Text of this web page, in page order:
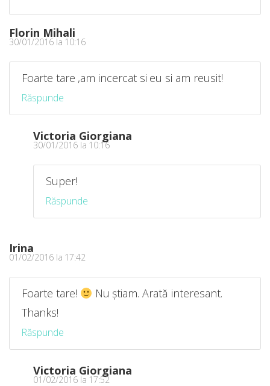
Florin Mihali
30/01/2016 la 10:16
Foarte tare ,am incercat si eu si am reusit!
Răspunde
Victoria Giorgiana
30/01/2016 la 10:16
Super!
Răspunde
Irina
01/02/2016 la 17:42
Foarte tare!
Nu știam. Arată interesant.
Thanks!
Răspunde
Victoria Giorgiana
01/02/2016 la 17:52